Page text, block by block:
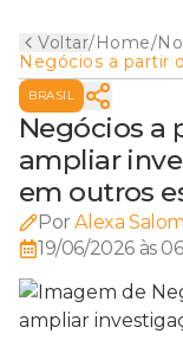
Voltar/Home/
Negócios a partir
podem ampliar
sobre Master em
estados
BRASIL
Negócios a
ampliar
em outros
Por Alexa
19/06/2026 às